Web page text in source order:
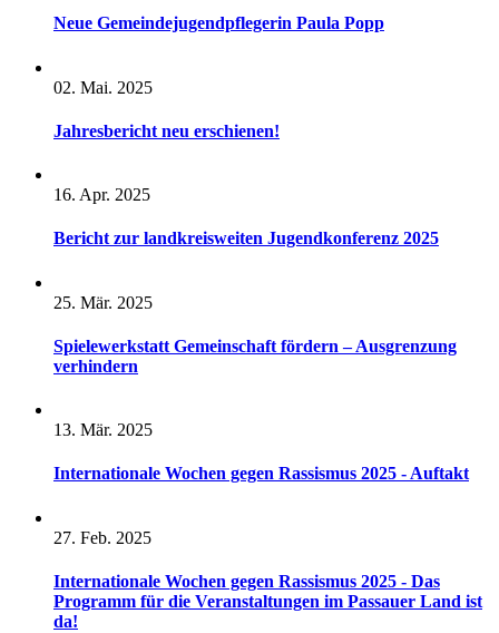
Neue Gemeindejugendpflegerin Paula Popp
02. Mai. 2025
Jahresbericht neu erschienen!
16. Apr. 2025
Bericht zur landkreisweiten Jugendkonferenz 2025
25. Mär. 2025
Spielewerkstatt Gemeinschaft fördern – Ausgrenzung
verhindern
13. Mär. 2025
Internationale Wochen gegen Rassismus 2025 - Auftakt
27. Feb. 2025
Internationale Wochen gegen Rassismus 2025 - Das
Programm für die Veranstaltungen im Passauer Land ist
da!